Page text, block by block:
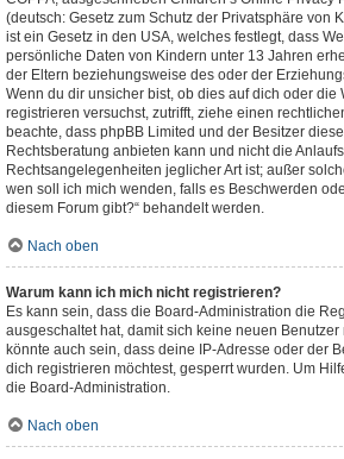
(deutsch: Gesetz zum Schutz der Privatsphäre von
ist ein Gesetz in den USA, welches festlegt, dass
persönliche Daten von Kindern unter 13 Jahren
der Eltern beziehungsweise des oder der
Wenn du dir unsicher bist, ob dies auf dich oder die
registrieren versuchst, zutrifft, ziehe einen
beachte, dass phpBB Limited und der Besitzer
Rechtsberatung anbieten kann und nicht die
Rechtsangelegenheiten jeglicher Art ist; außer
wen soll ich mich wenden, falls es Beschwerden
diesem Forum gibt?“ behandelt werden.
Nach oben
Warum kann ich mich nicht registrieren?
Es kann sein, dass die Board-Administration die
ausgeschaltet hat, damit sich keine neuen
könnte auch sein, dass deine IP-Adresse oder der
dich registrieren möchtest, gesperrt wurden. Um
die Board-Administration.
Nach oben